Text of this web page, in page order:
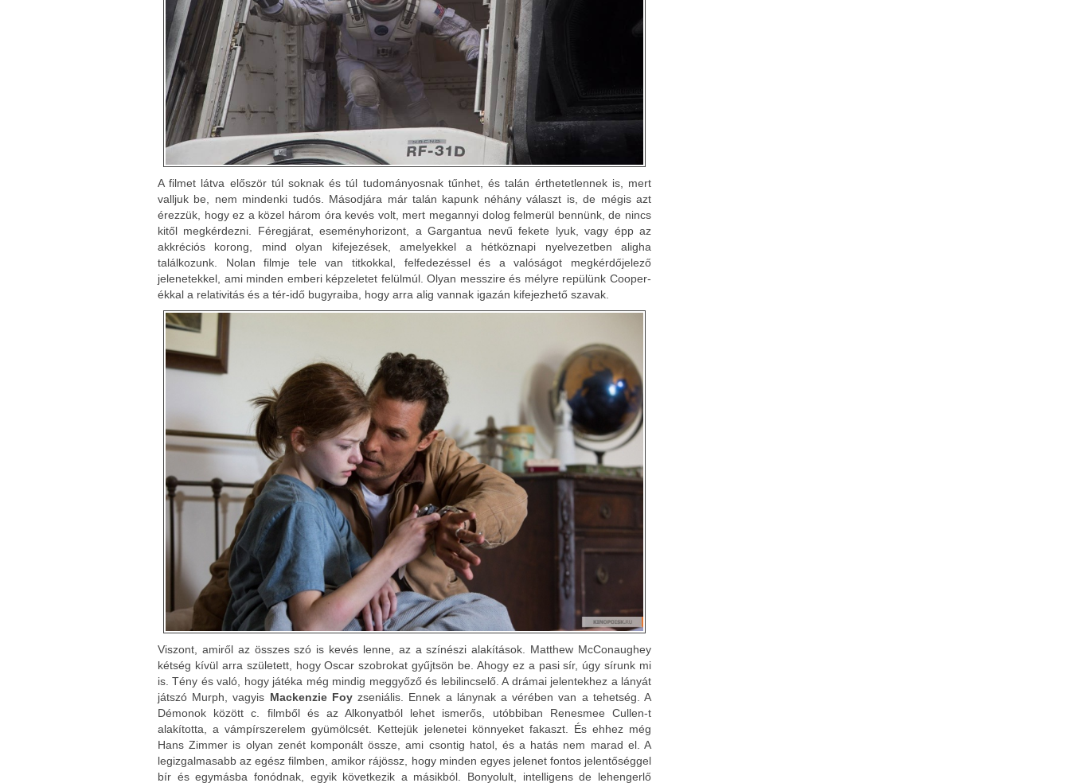
A filmet látva először túl soknak és túl tudományosnak tűnhet, és talán érthetetlennek is, mert
valljuk be, nem mindenki tudós. Másodjára már talán kapunk néhány választ is, de mégis azt
érezzük, hogy ez a közel három óra kevés volt, mert megannyi dolog felmerül bennünk, de nincs
kitől megkérdezni. Féregjárat, eseményhorizont, a Gargantua nevű fekete lyuk, vagy épp az
akkréciós korong, mind olyan kifejezések, amelyekkel a hétköznapi nyelvezetben aligha
találkozunk. Nolan filmje tele van titkokkal, felfedezéssel és a valóságot megkérdőjelező
jelenetekkel, ami minden emberi képzeletet felülmúl. Olyan messzire és mélyre repülünk Cooper-
ékkal a relativitás és a tér-idő bugyraiba, hogy arra alig vannak igazán kifejezhető szavak.
Viszont, amiről az összes szó is kevés lenne, az a színészi alakítások. Matthew McConaughey
kétség kívül arra született, hogy Oscar szobrokat gyűjtsön be. Ahogy ez a pasi sír, úgy sírunk mi
is. Tény és való, hogy játéka még mindig meggyőző és lebilincselő. A drámai jelentekhez a lányát
játszó Murph, vagyis Mackenzie Foyzseniális. Ennek a lánynak a vérében van a tehetség. A
Démonok között c. filmből és az Alkonyatból lehet ismerős, utóbbiban Renesmee Cullen-t
alakította, a vámpírszerelem gyümölcsét. Kettejük jelenetei könnyeket fakaszt. És ehhez még
Hans Zimmer is olyan zenét komponált össze, ami csontig hatol, és a hatás nem marad el. A
legizgalmasabb az egész filmben, amikor rájössz, hogy minden egyes jelenet fontos jelentőséggel
bír és egymásba fonódnak, egyik következik a másikból. Bonyolult, intelligens de lehengerlő